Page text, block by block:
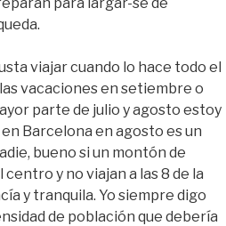
viajar cuando lo hace todo el
vacaciones en setiembre o
parte de julio y agosto estoy
Barcelona en agosto es un
bueno si un montón de
y no viajan a las 8 de la
y tranquila. Yo siempre digo
de población que debería